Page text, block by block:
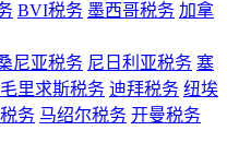
BVI税务 墨西哥税务 加拿
尼亚税务 尼日利亚税务 塞
毛里求斯税务 迪拜税务 纽埃
务 马绍尔税务 开曼税务